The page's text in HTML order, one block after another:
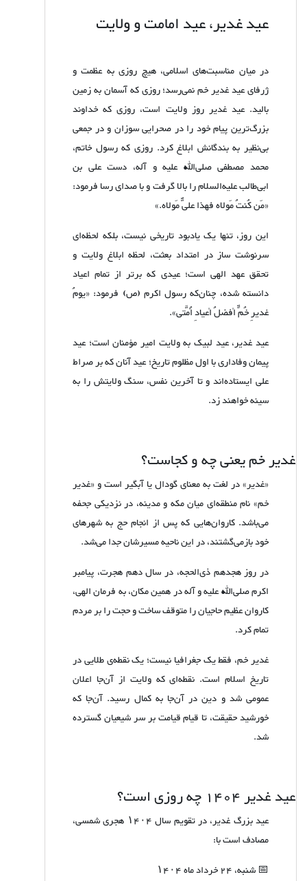
عید غدیر، عید امامت و ولایت
در میان مناسبت‌های اسلامی، هیچ روزی به عظمت و
ژرفای عید غدیر خم نمی‌رسد؛ روزی که آسمان به زمین
بالید. عید غدیر روز ولایت است، روزی که خداوند
بزرگ‌ترین پیام خود را در صحرایی سوزان و در جمعی
بی‌نظیر به بندگانش ابلاغ کرد. روزی که رسول خاتم،
محمد مصطفی صلی‌الله علیه و آله، دست علی بن
ابی‌طالب علیه‌السلام را بالا گرفت و با صدای رسا فرمود:
«مَن کُنتُ مَولاه فهذا علیٌّ مَولاه.»
این روز، تنها یک یادبود تاریخی نیست، بلکه لحظه‌ای
سرنوشت ساز در امتداد بعثت، لحظه ابلاغ ولایت و
تحقق عهد الهی است؛ عیدی که برتر از تمام اعیاد
دانسته شده، چنان‌که رسول اکرم (ص) فرمود: «یومُ
غدیرِ خُمٍّ أفضلُ أعیادِ أُمَّتی».
عید غدیر، عید لبیک به ولایت امیر مؤمنان است؛ عید
پیمان وفاداری با اول مظلوم تاریخ؛ عید آنان که بر صراط
علی ایستاده‌اند و تا آخرین نفس، سنگ ولایتش را به
سینه خواهند زد.
غدیر خم یعنی چه و کجاست؟
«غدیر» در لغت به معنای گودال یا آبگیر است و «غدیر
خم» نام منطقه‌ای میان مکه و مدینه، در نزدیکی جحفه
می‌باشد. کاروان‌هایی که پس از انجام حج به شهرهای
خود بازمی‌گشتند، در این ناحیه مسیرشان جدا می‌شد.
در روز هجدهم ذی‌الحجه، در سال دهم هجرت، پیامبر
اکرم صلی‌الله علیه و آله در همین مکان، به فرمان الهی،
کاروان عظیم حاجیان را متوقف ساخت و حجت را بر مردم
تمام کرد.
غدیر خم، فقط یک جغرافیا نیست؛ یک نقطه‌ی طلایی در
تاریخ اسلام است. نقطه‌ای که ولایت از آن‌جا اعلان
عمومی شد و دین در آن‌جا به کمال رسید. آن‌جا که
خورشید حقیقت، تا قیام قیامت بر سر شیعیان گسترده
شد.
عید غدیر 1404 چه روزی است؟
عید بزرگ غدیر، در تقویم سال۱۴۰۴ هجری شمسی،
مصادف است با:
📅 شنبه،24خرداد ماه۱۴۰۴